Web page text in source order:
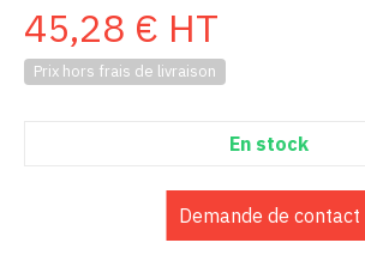
45,28 € HT
Prix hors frais de livraison
En stock
Demande de contact